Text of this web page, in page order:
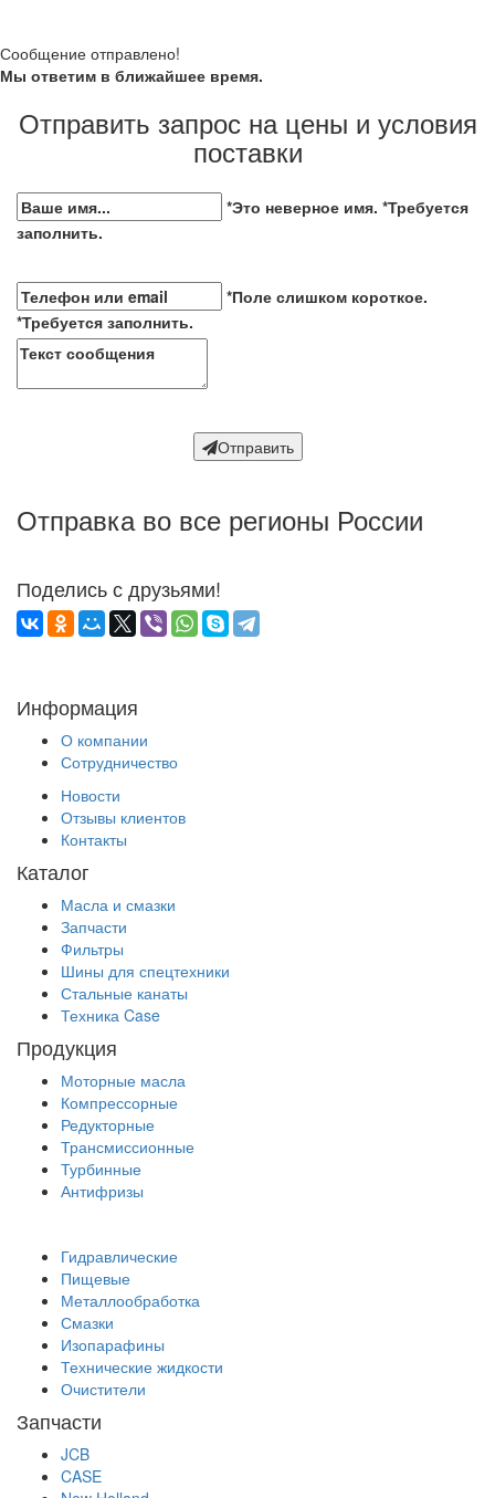
Сообщение отправлено!
Мы ответим в ближайшее время.
Отправить запрос на цены и условия
поставки
*Это неверное имя. *Требуется
заполнить.
*Поле слишком короткое.
*Требуется заполнить.
Отправить
Отправка во все регионы России
Поделись с друзьями!
Информация
О компании
Сотрудничество
Новости
Отзывы клиентов
Контакты
Каталог
Масла и смазки
Запчасти
Фильтры
Шины для спецтехники
Стальные канаты
Техника Case
Продукция
Моторные масла
Компрессорные
Редукторные
Трансмиссионные
Турбинные
Антифризы
Гидравлические
Пищевые
Металлообработка
Смазки
Изопарафины
Технические жидкости
Очистители
Запчасти
JCB
CASE